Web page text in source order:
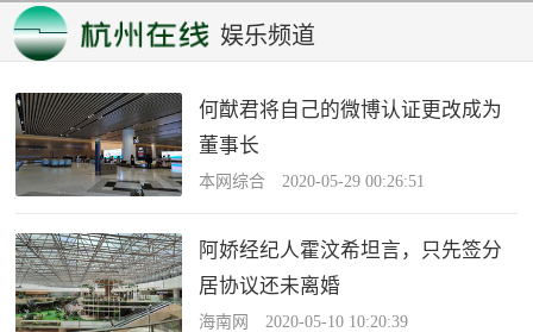
娱乐频道
何猷君将自己的微博认证更改成为
董事长
本网综合 2020-05-29 00:26:51
阿娇经纪人霍汶希坦言，只先签分
居协议还未离婚
海南网 2020-05-10 10:20:39